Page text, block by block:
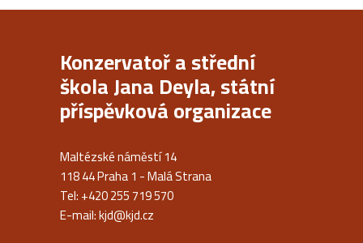
Konzervatoř a střední
škola Jana Deyla, státní
příspěvková organizace
Maltézské náměstí 14
118 44 Praha 1 - Malá Strana
Tel: +420 255 719 570
E-mail:kjd@kjd.cz